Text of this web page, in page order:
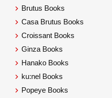
Brutus Books
Casa Brutus Books
Croissant Books
Ginza Books
Hanako Books
ku:nel Books
Popeye Books